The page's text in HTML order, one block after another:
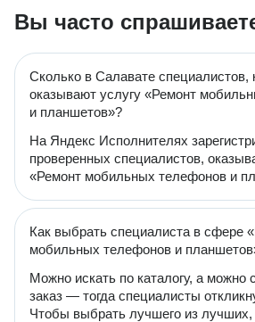
Вы часто
Сколько в Салавате специалистов,
оказывают услугу «Ремонт
и планшетов»?
На Яндекс Исполнителях
проверенных специалистов,
«Ремонт мобильных телефонов и
Как выбрать специалиста в сфере
мобильных телефонов и
Можно искать по каталогу, а можно
заказ — тогда специалисты
Чтобы выбрать лучшего из лучших,